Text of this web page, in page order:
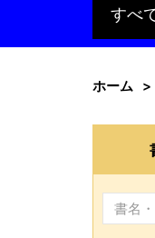
すべ
ホーム